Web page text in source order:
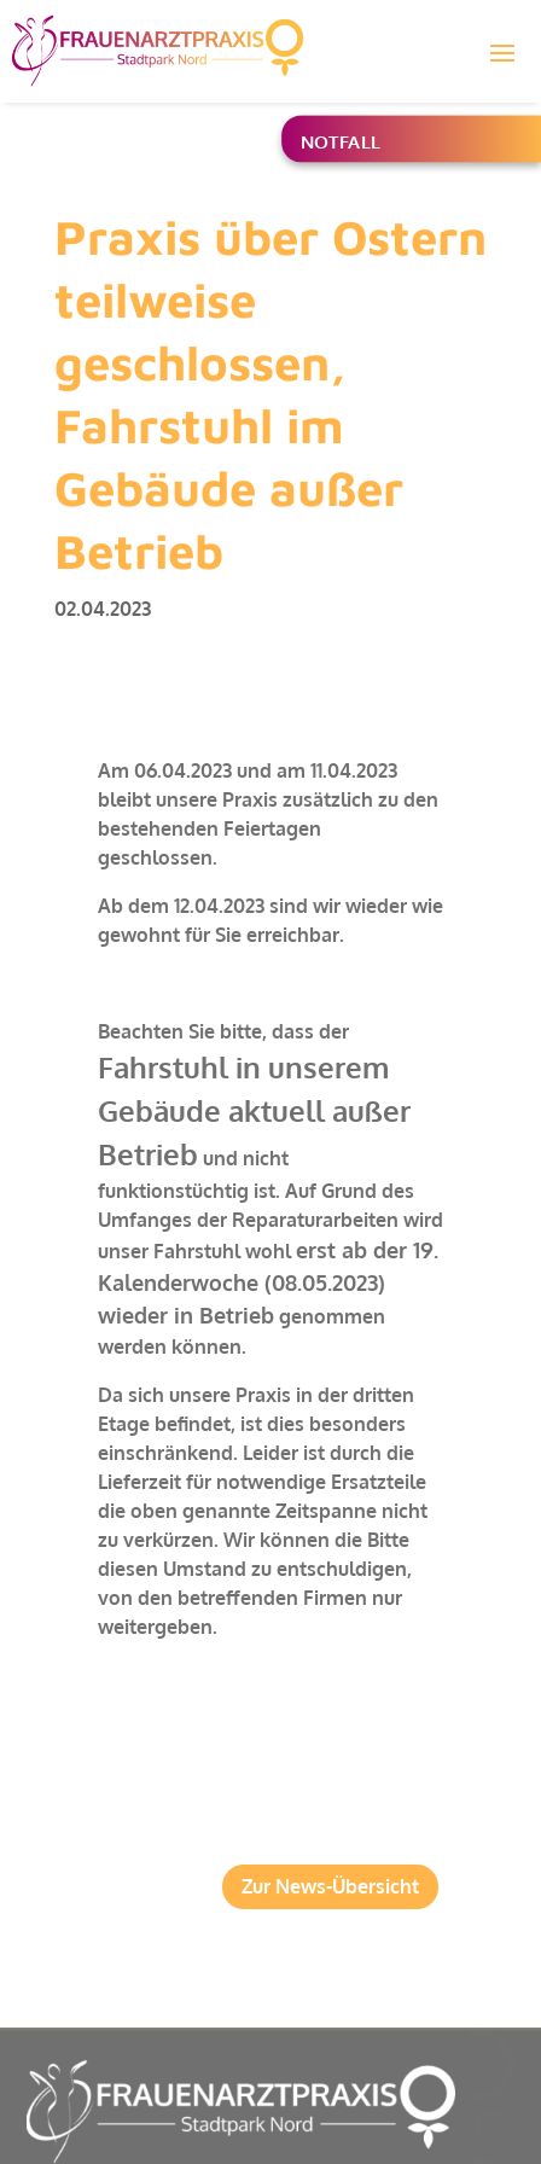
NOTFALL
Praxis über Ostern
teilweise
geschlossen,
Fahrstuhl im
Gebäude außer
Betrieb
02.04.2023
Am 06.04.2023und am 11.04.2023
bleibt unsere Praxis zusätzlich zu den
bestehenden Feiertagen
geschlossen.
Ab dem 12.04.2023 sind wir wieder wie
gewohnt für Sie erreichbar.
Beachten Sie bitte, dass der
Fahrstuhl in unserem
Gebäude aktuell außer
Betrieb und nicht
funktionstüchtig ist. Auf Grund des
Umfanges der Reparaturarbeiten wird
unser Fahrstuhl wohlerst ab der 19.
Kalenderwoche (08.05.2023)
wieder in Betriebgenommen
werden können.
Da sich unsere Praxis in der dritten
Etage befindet, ist dies besonders
einschränkend. Leider ist durch die
Lieferzeit für notwendige Ersatzteile
die oben genannte Zeitspanne nicht
zu verkürzen. Wir können die Bitte
diesen Umstand zu entschuldigen,
von den betreffenden Firmen nur
weitergeben.
Zur News-Übersicht